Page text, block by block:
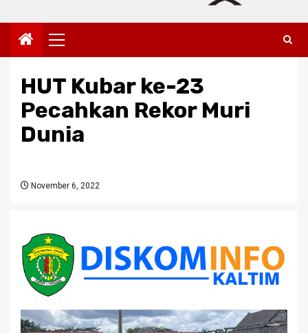
Primary
Menu
HUT Kubar ke-23
Pecahkan Rekor Muri
Dunia
November 6, 2022